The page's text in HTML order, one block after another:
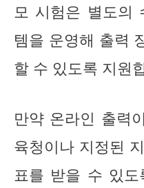
모 시험은 별도의
템을 운영해 출력
할 수 있도록 지원
만약 온라인 출력
육청이나 지정된
표를 받을 수 있